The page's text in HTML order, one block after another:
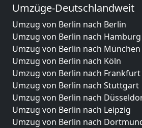
Umzüge-Deutschlandweit
Umzug von Berlin nach Berlin
Umzug von Berlin nach Hamburg
Umzug von Berlin nach München
Umzug von Berlin nach Köln
Umzug von Berlin nach
Umzug von Berlin nach Stuttgart
Umzug von Berlin nach
Umzug von Berlin nach Leipzig
Umzug von Berlin nach